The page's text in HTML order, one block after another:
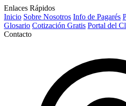
Enlaces Rápidos
Inicio Sobre Nosotros Info de Pagarés
Glosario Cotización Gratis Portal del
Contacto